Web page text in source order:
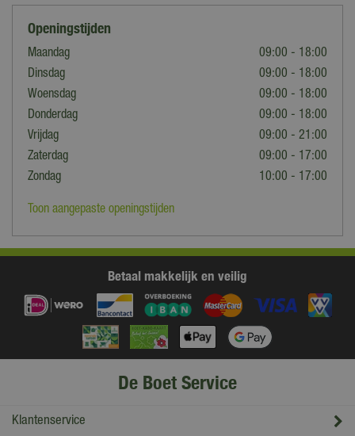
Openingstijden
Maandag
09:00 - 18:00
Dinsdag
09:00 - 18:00
Woensdag
09:00 - 18:00
Donderdag
09:00 - 18:00
Vrijdag
09:00 - 21:00
Zaterdag
09:00 - 17:00
Zondag
10:00 - 17:00
Toon aangepaste openingstijden
Betaal makkelijk en veilig
De Boet Service
Klantenservice